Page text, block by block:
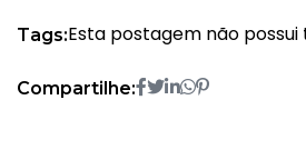
Tags:Esta postagem não possui
Compartilhe: